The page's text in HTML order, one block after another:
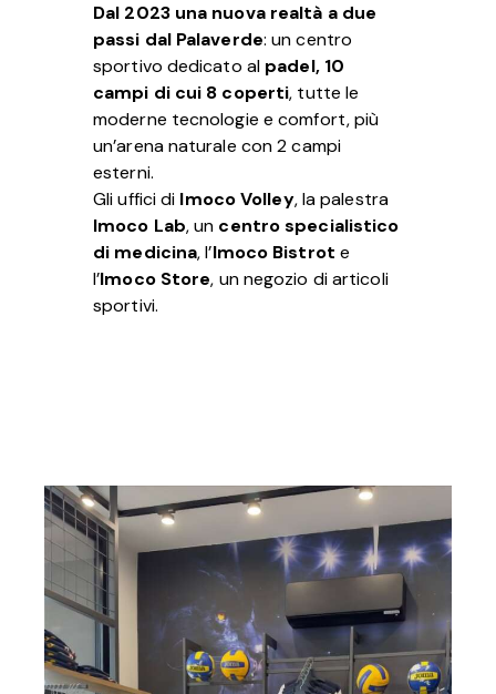
Dal 2023 una nuova realtà a due
passi dal Palaverde: un centro
sportivo dedicato al padel, 10
campi di cui 8 coperti, tutte le
moderne tecnologie e comfort, più
un’arena naturale con 2 campi
esterni.
Gli uffici di Imoco Volley, la palestra
Imoco Lab, un centro specialistico
di medicina, l’Imoco Bistrot e
l’Imoco Store, un negozio di articoli
sportivi.